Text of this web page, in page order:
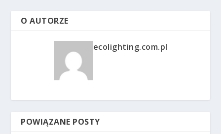
O AUTORZE
ecolighting.com.pl
POWIĄZANE POSTY